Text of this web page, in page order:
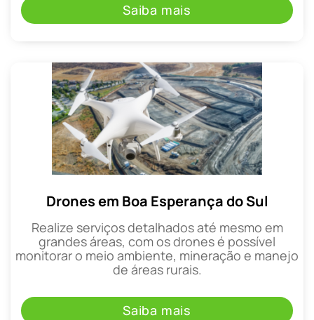
Saiba mais
Drones em Boa Esperança do Sul
Realize serviços detalhados até mesmo em
grandes áreas, com os drones é possível
monitorar o meio ambiente, mineração e manejo
de áreas rurais.
Saiba mais